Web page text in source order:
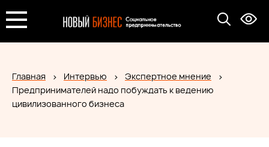
Главная Интервью
Экспертное мнение
Предпринимателей надо побуждать к ведению
цивилизованного бизнеса